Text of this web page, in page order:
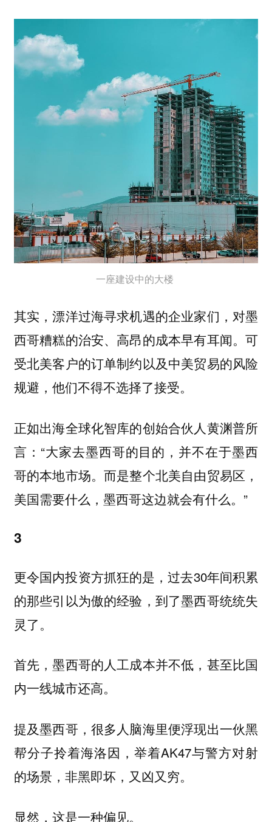
一座建设中的大楼
其实，漂洋过海寻求机遇的企业家们，对墨
西哥糟糕的治安、高昂的成本早有耳闻。可
受北美客户的订单制约以及中美贸易的风险
规避，他们不得不选择了接受。
正如出海全球化智库的创始合伙人黄渊普所
言：“大家去墨西哥的目的，并不在于墨西
哥的本地市场。而是整个北美自由贸易区，
美国需要什么，墨西哥这边就会有什么。”
3
更令国内投资方抓狂的是，过去30年间积累
的那些引以为傲的经验，到了墨西哥统统失
灵了。
首先，墨西哥的人工成本并不低，甚至比国
内一线城市还高。
提及墨西哥，很多人脑海里便浮现出一伙黑
帮分子拎着海洛因，举着AK47与警方对射
的场景，非黑即坏，又凶又穷。
显然，这是一种偏见。